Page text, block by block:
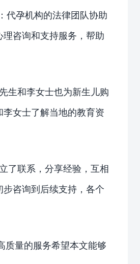
代孕机构的法律团队协助
咨询和支持服务，帮助
生和李女士也为新生儿购
女士了解当地的教育资
了联系，分享经验，互相
咨询到后续支持，各个
质量的服务希望本文能够